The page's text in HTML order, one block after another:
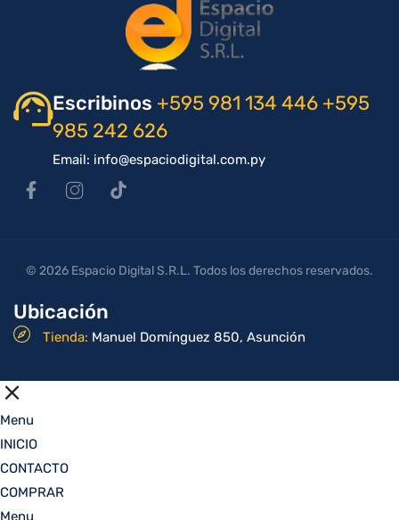
Escribinos +595 981 134 446 +595
985 242 626
Email: info@espaciodigital.com.py
Ubicación
Tienda: Manuel Domínguez 850, Asunción
© 2026 Espacio Digital S.R.L. Todos los derechos reservados.
Menu
INICIO
CONTACTO
COMPRAR
Menu